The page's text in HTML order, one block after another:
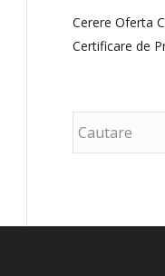
Cerere Oferta
Certificare de